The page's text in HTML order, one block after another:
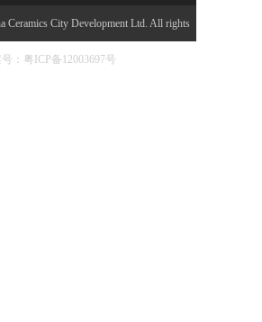
Ceramics City Development Ltd. All rights
：粤ICP备12003697号